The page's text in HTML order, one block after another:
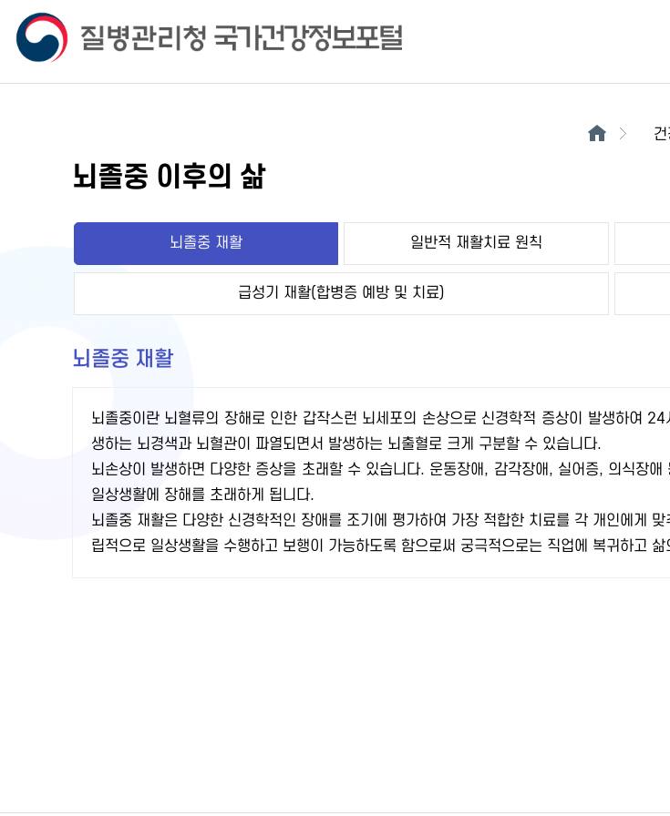
뇌졸중 이후의 삶
뇌졸중 재활 일반적 재활치료 원칙
급성기 재활(합병증 예방 및 치료)
뇌졸중 재활
뇌졸중이란 뇌혈류의 장해로 인한 갑작스런 뇌세포의 손상으로 신경학적 증상이 발생하여
생하는 뇌경색과 뇌혈관이 파열되면서 발생하는 뇌출혈로 크게 구분할 수 있습니다.
뇌손상이 발생하면 다양한 증상을 초래할 수 있습니다. 운동장애, 감각장애, 실어증, 의식장
일상생활에 장해를 초래하게 됩니다.
뇌졸중 재활은 다양한 신경학적인 장애를 조기에 평가하여 가장 적합한 치료를 각 개인에게
립적으로 일상생활을 수행하고 보행이 가능하도록 함으로써 궁극적으로는 직업에 복귀하고